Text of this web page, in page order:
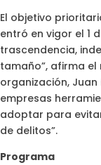
El objetivo
entró en vigor el 1
trascendencia,
tamaño”, afirma
organización,
empresas
adoptar para
de delitos”.
Programa